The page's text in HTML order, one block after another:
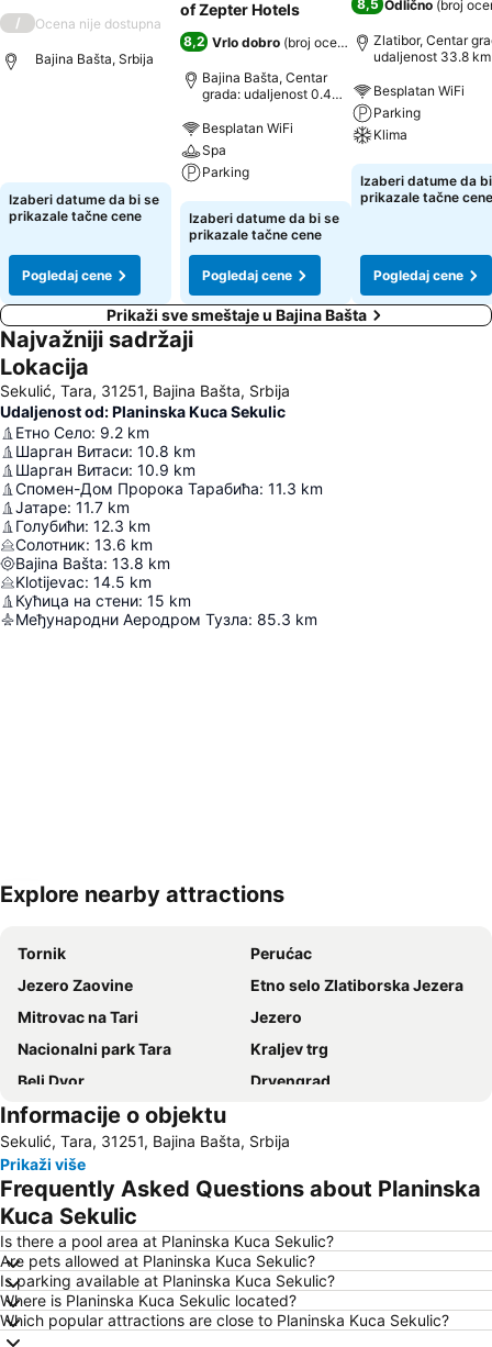
/ Ocena nije dostupna
Bajina Bašta, Srbija
Izaberi datume da bi se
prikazale tačne cene
Pogledaj cene
of Zepter Hotels
8,2 Vrlo dobro (broj ocena: 1.351)
Bajina Bašta, Centar
grada: udaljenost 0.4
Besplatan WiFi
Spa
Parking
Pogledaj cene
Izaberi datume da bi se
prikazale tačne cene
Pogledaj cene
8,5 Odlično (broj
Zlatibor, Centar
udaljenost 33.8 km
Besplatan WiFi
Parking
Klima
Pogledaj cene
Izaberi datume da
prikazale tačne cene
Pogledaj cene
Prikaži sve smeštaje u Bajina Bašta
Najvažniji sadržaji
Lokacija
Sekulić, Tara, 31251, Bajina Bašta, Srbija
Udaljenost od: Planinska Kuca Sekulic
Етно Село: 9.2 km
Шарган Витаси: 10.8 km
Шарган Витаси: 10.9 km
Спомен-Дом Пророка Тарабића: 11.3 km
Јатаре: 11.7 km
Голубићи: 12.3 km
Солотник: 13.6 km
Bajina Bašta: 13.8 km
Klotijevac: 14.5 km
Кућица на стени: 15 km
Међународни Аеродром Тузла: 85.3 km
Explore nearby attractions
Tornik
Perućac
Jezero Zaovine
Etno selo Zlatiborska Jezera
Mitrovac na Tari
Jezero
Nacionalni park Tara
Kraljev trg
Beli Dvor
Drvengrad
Etno selo Vrhpolje
Jelova gora
Staro Selo Sirogojno
Kremna
Kulturno leto na Zlatiboru
Gradski stadion
Informacije o objektu
Sekulić, Tara, 31251, Bajina Bašta, Srbija
Prikaži više
Frequently Asked Questions about Planinska
Kuca Sekulic
Is there a pool area at Planinska Kuca Sekulic?
Are pets allowed at Planinska Kuca Sekulic?
Is parking available at Planinska Kuca Sekulic?
Where is Planinska Kuca Sekulic located?
Which popular attractions are close to Planinska Kuca Sekulic?